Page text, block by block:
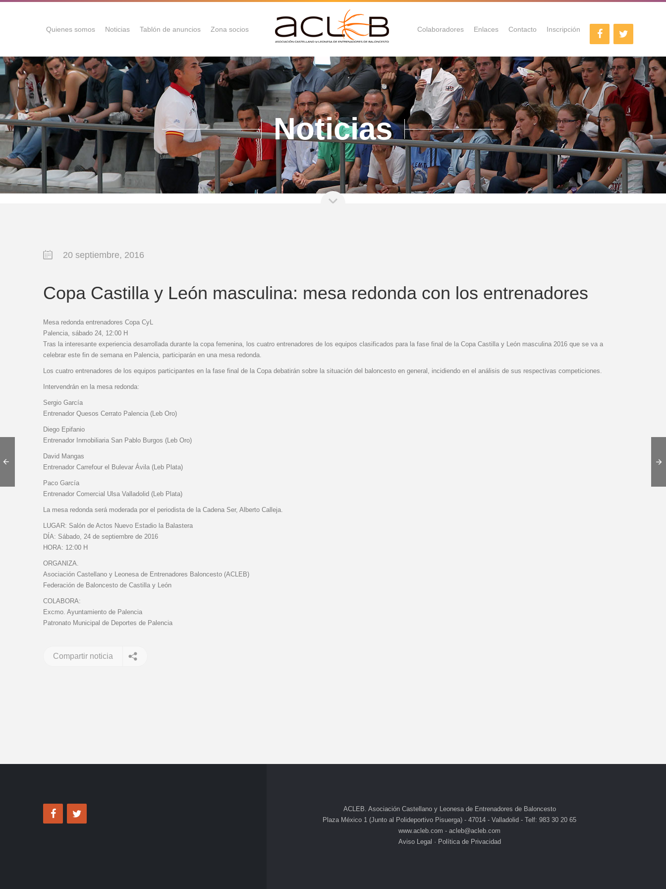
Quienes somos Noticias Tablón de anuncios Zona socios Colaboradores Enlaces Contacto Inscripción
Noticias
20 septiembre, 2016
Copa Castilla y León masculina: mesa redonda con los entrenadores
Mesa redonda entrenadores Copa CyL
Palencia, sábado 24, 12:00 H
Tras la interesante experiencia desarrollada durante la copa femenina, los cuatro entrenadores de los equipos clasificados para la fase final de la Copa Castilla y León masculina 2016 que se va a
celebrar este fin de semana en Palencia, participarán en una mesa redonda.
Los cuatro entrenadores de los equipos participantes en la fase final de la Copa debatirán sobre la situación del baloncesto en general, incidiendo en el análisis de sus respectivas competiciones.
Intervendrán en la mesa redonda:
Sergio García
Entrenador Quesos Cerrato Palencia (Leb Oro)
Diego Epifanio
Entrenador Inmobiliaria San Pablo Burgos (Leb Oro)
David Mangas
Entrenador Carrefour el Bulevar Ávila (Leb Plata)
Paco García
Entrenador Comercial Ulsa Valladolid (Leb Plata)
La mesa redonda será moderada por el periodista de la Cadena Ser, Alberto Calleja.
LUGAR: Salón de Actos Nuevo Estadio la Balastera
DÍA: Sábado, 24 de septiembre de 2016
HORA: 12:00 H
ORGANIZA.
Asociación Castellano y Leonesa de Entrenadores Baloncesto (ACLEB)
Federación de Baloncesto de Castilla y León
COLABORA:
Excmo. Ayuntamiento de Palencia
Patronato Municipal de Deportes de Palencia
Compartir noticia
ACLEB. Asociación Castellano y Leonesa de Entrenadores de Baloncesto
Plaza México 1 (Junto al Polideportivo Pisuerga) - 47014 - Valladolid - Telf: 983 30 20 65
www.acleb.com - acleb@acleb.com
Aviso Legal · Política de Privacidad